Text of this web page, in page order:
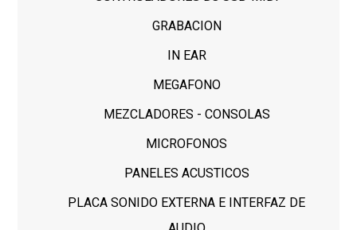
GRABACION
IN EAR
MEGAFONO
MEZCLADORES - CONSOLAS
MICROFONOS
PANELES ACUSTICOS
PLACA SONIDO EXTERNA E INTERFAZ DE